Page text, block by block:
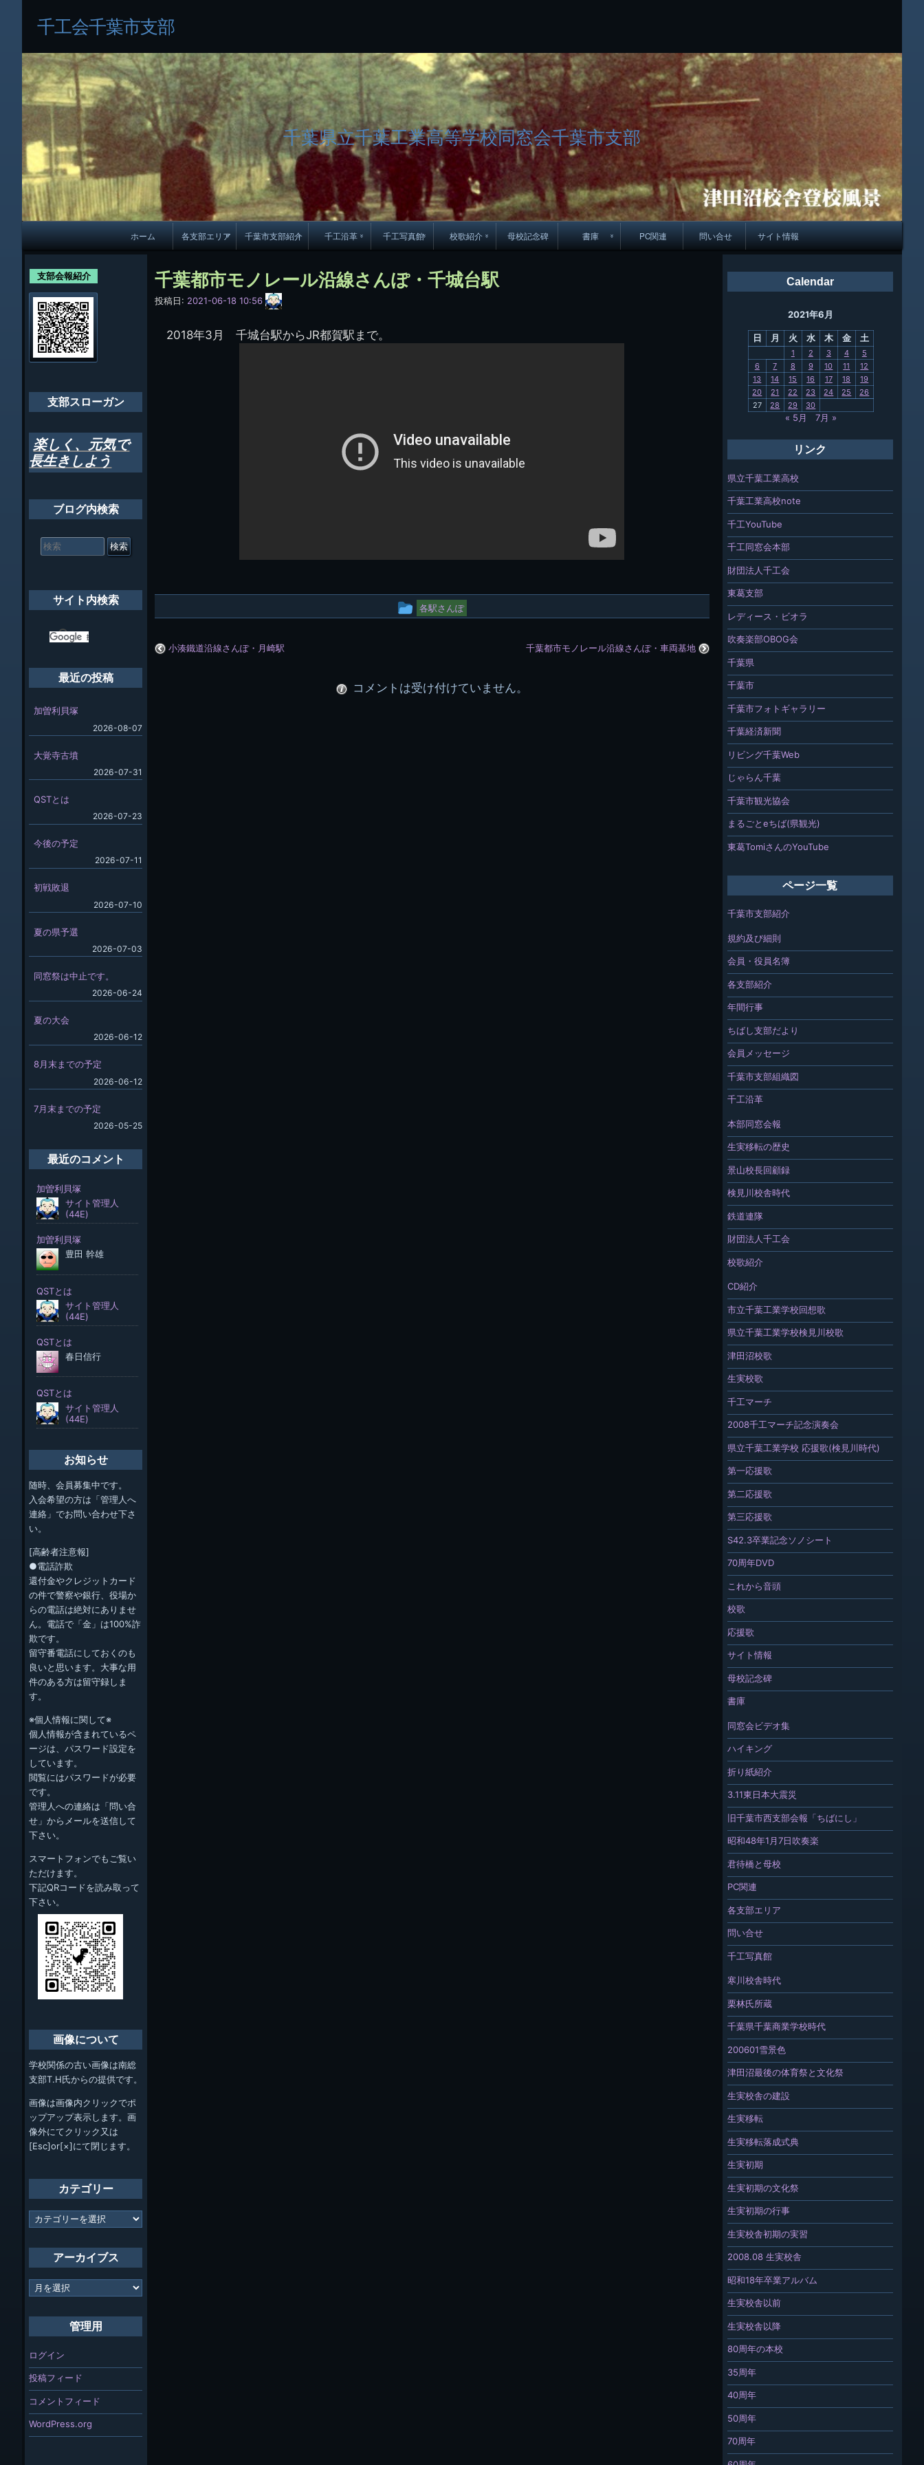
ツ
へ
ス
キ
ッ
プ
千工会千葉市支部
千葉県立千葉工業高等学校同窓会千葉市支部
メ
イ
ン
ナ
ビ
ゲ
ー
ョ
ン
ホーム 各支部エリア 千葉市支部紹介
会員・役員名簿
ちばし支部だより
千工沿革
生実移転の歴史
検見川校舎時代
千工写真館
歴代校長
40周年
80周年の本校
生実校舎以前 寒川校舎時代
栗林氏所蔵
生実初期
2008.08 生実校舎
校歌紹介
校歌
これから音頭
母校記念碑 書庫
吹奏楽部関連
PC関連 問い合せ サイト情報
千葉都市モノレール沿線さんぽ・千城台駅
投稿日: 2021-06-18 10:56
サ
イ
管
理
2018年3月 千城台駅からJR都賀駅まで。
投
ー
各駅さんぽ
小湊鐵道沿線さんぽ・月崎駅 千葉都市モノレール沿線さんぽ・車両基地
コメントは受け付けていません。
Calendar
2021年6月
日 月 火 水 木 金 土
1 2 3 4
5
6
7 8 9 10 11
12
13
14 15 16 17 18
19
20
21 22 23 24 25
26
27
28 29 30
« 5月 7月 »
リンク
県立千葉工業高校
千葉工業高校note
千工YouTube
千工同窓会本部
財団法人千工会
東葛支部
レディース・ビオラ
吹奏楽部OBOG会
千葉県
千葉市
千葉市フォトギャラリー
千葉経済新聞
リビング千葉Web
じゃらん千葉
千葉市観光協会
まるごとeちば(県観光)
東葛TomiさんのYouTube
ページ一覧
千葉市支部紹介
規約及び細則
会員・役員名簿
各支部紹介
年間行事
ちばし支部だより
会員メッセージ
千葉市支部組織図
千工沿革
本部同窓会報
生実移転の歴史
景山校長回顧録
検見川校舎時代
鉄道連隊
財団法人千工会
校歌紹介
CD紹介
市立千葉工業学校回想歌
県立千葉工業学校検見川校歌
津田沼校歌
生実校歌
千工マーチ
2008千工マーチ記念演奏会
県立千葉工業学校 応援歌(検見川時代)
第一応援歌
第二応援歌
第三応援歌
S42.3卒業記念ソノシート
70周年DVD
これから音頭
校歌
応援歌
サイト情報
母校記念碑
書庫
同窓会ビデオ集
ハイキング
折り紙紹介
3.11東日本大震災
旧千葉市西支部会報「ちばにし」
昭和48年1月7日吹奏楽
君待橋と母校
PC関連
各支部エリア
問い合せ
千工写真館
寒川校舎時代
栗林氏所蔵
千葉県千葉商業学校時代
200601雪景色
津田沼最後の体育祭と文化祭
生実校舎の建設
生実移転
生実移転落成式典
生実初期
生実初期の文化祭
生実初期の行事
生実校舎初期の実習
2008.08 生実校舎
昭和18年卒業アルバム
生実校舎以前
生実校舎以降
80周年の本校
35周年
40周年
50周年
70周年
支部会報紹介
支部スローガン
楽しく、元気で
長生きしよう
ブログ内検索
索
サイト内検索
最近の投稿
加曽利貝塚
2026-08-07
大覚寺古墳
2026-07-31
QSTとは
2026-07-23
今後の予定
2026-07-11
初戦敗退
2026-07-10
夏の県予選
2026-07-03
同窓祭は中止です。
2026-06-24
夏の大会
2026-06-12
8月末までの予定
2026-06-12
7月末までの予定
2026-05-25
最近のコメント
お知らせ
随時、会員募集中です。
入会希望の方は「管理人へ
連絡」でお問い合わせ下さ
い。
[高齢者注意報]
●電話詐欺
還付金やクレジットカード
の件で警察や銀行、役場か
らの電話は絶対にありませ
ん。電話で「金」は100%詐
欺です。
留守番電話にしておくのも
良いと思います。大事な用
件のある方は留守録しま
す。
※個人情報に関して※
個人情報が含まれているペ
ージは、パスワード設定を
しています。
閲覧にはパスワードが必要
です。
管理人への連絡は「問い合
せ」からメールを送信して
下さい。
スマートフォンでもご覧い
ただけます。
下記QRコードを読み取って
下さい。
画像について
学校関係の古い画像は南総
支部T.H氏からの提供です。
画像は画像内クリックでポ
ップアップ表示します。画
像外にてクリック又は
[Esc]or[×]にて閉じます。
カテゴリー
カ
テ
ー
アーカイブス
ア
ー
管理用
ログイン
投稿フィード
コメントフィード
WordPress.org